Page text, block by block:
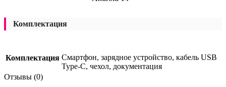
Комплектация
Комплектация Смартфон, зарядное устройство, кабель USB
Type-C, чехол, документация
Отзывы (0)